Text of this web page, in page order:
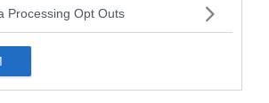
Processing Opt Outs
12:00 óra
óra van